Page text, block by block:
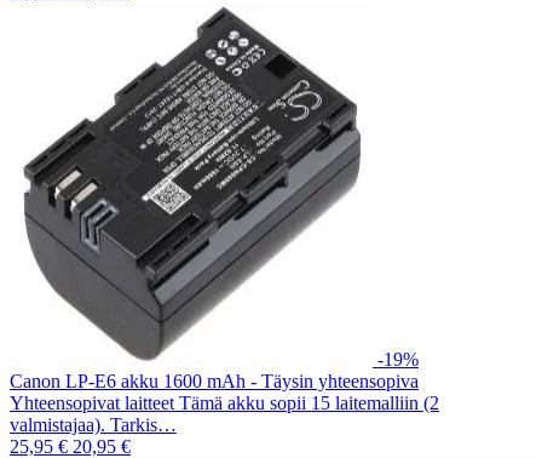
-19%
Canon LP-E6 akku 1600 mAh - Täysin yhteensopiva
Yhteensopivat laitteet Tämä akku sopii 15 laitemalliin (2
valmistajaa). Tarkis…
25,95 € 20,95 €